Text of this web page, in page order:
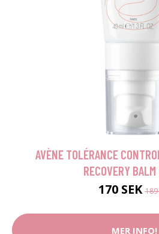
AVÈNE TOLÉRANCE
RECOVERY
170 SEK189
MER INFO!